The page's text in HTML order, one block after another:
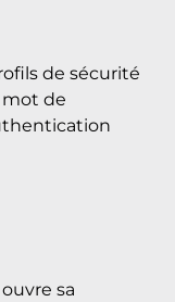
de sécurité
de
sa